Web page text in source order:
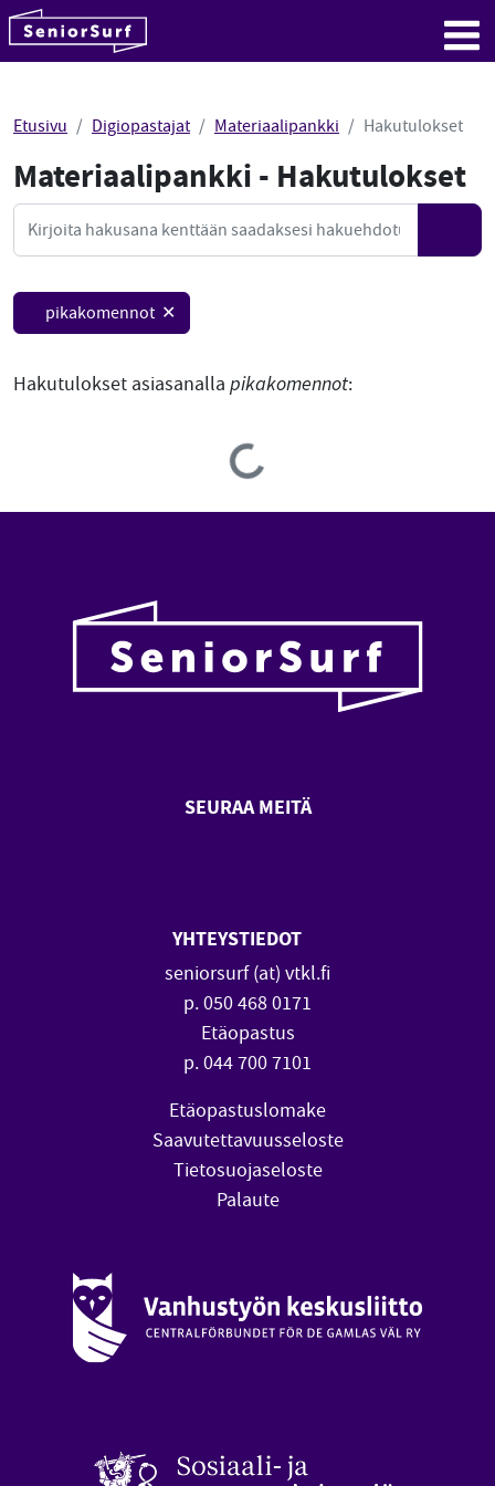
Hyppää sisältöön
Etusivu Digiopastajat Materiaalipankki Hakutulokset
Materiaalipankki - Hakutulokset
Haku
Hae
pikakomennot ✕
Hakutulokset asiasanalla pikakomennot:
Loading...
SEURAA MEITÄ
YHTEYSTIEDOT
seniorsurf (at) vtkl.fi
p. 050 468 0171
Etäopastus
p. 044 700 7101
Etäopastuslomake
Saavutettavuusseloste
Tietosuojaseloste
Palaute